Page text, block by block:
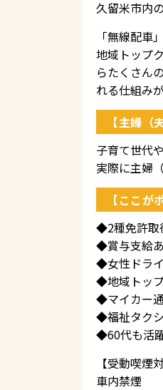
久留米市内
「無線配車」
地域トップ
らたくさん
れる仕組み
【主婦（
子育て世代
実際に主婦
【ここが
◆2種免許取
◆賞与支給あ
◆女性ドラ
◆地域トッ
◆マイカー通
◆福祉タク
◆60代も活
【受動喫煙
車内禁煙